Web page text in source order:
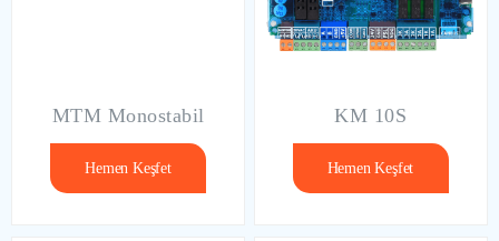
MTM Monostabil
Hemen Keşfet
KM 10S
Hemen Keşfet